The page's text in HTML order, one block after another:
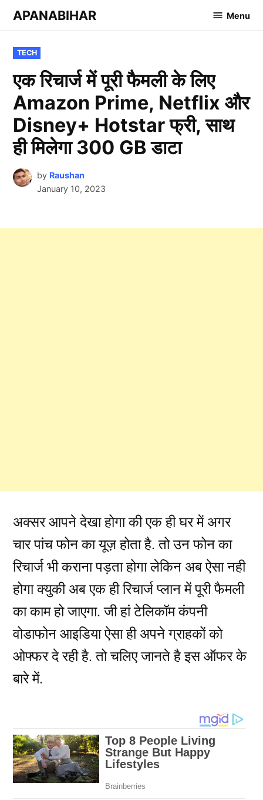
SkipAPANABIHAR Menu
POSTED
IN
TECH
एक रिचार्ज में पूरी फैमली के लिए
Amazon Prime, Netflix और
Disney+ Hotstar फ्री, साथ
ही मिलेगा 300 GB डाटा
by Raushan
January 10, 2023
अक्सर आपने देखा होगा की एक ही घर में अगर
चार पांच फोन का यूज़ होता है. तो उन फोन का
रिचार्ज भी कराना पड़ता होगा लेकिन अब ऐसा नही
होगा क्युकी अब एक ही रिचार्ज प्लान में पूरी फैमली
का काम हो जाएगा. जी हां टेलिकॉम कंपनी
वोडाफोन आइडिया ऐसा ही अपने ग्राहकों को
ओफ्फर दे रही है. तो चलिए जानते है इस ऑफर के
बारे में.